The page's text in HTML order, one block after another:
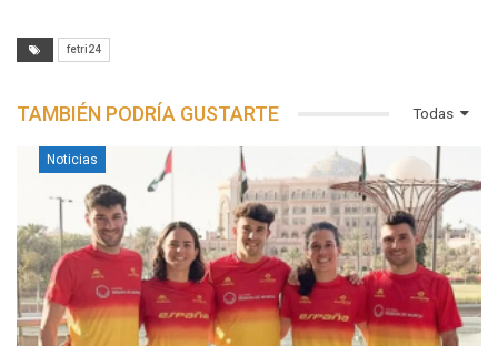
fetri24
Todas
TAMBIÉN PODRÍA GUSTARTE
Noticias